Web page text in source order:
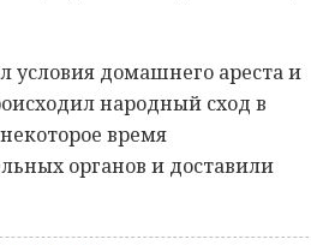
домашнего ареста и
народный сход в
время
органов и доставили